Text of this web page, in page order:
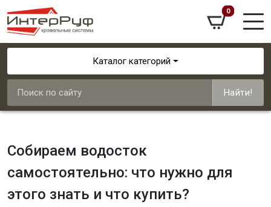
0
Каталог категорий
Найти!
Собираем водосток
самостоятельно: что нужно для
этого знать и что купить?